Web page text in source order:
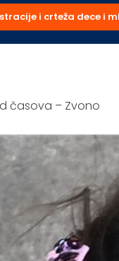
i crteža dece i
časova – Zvono